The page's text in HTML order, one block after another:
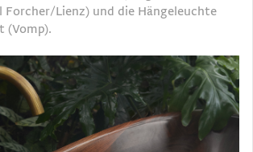
Forcher/Lienz) und die Hängeleuchte
(Vomp).